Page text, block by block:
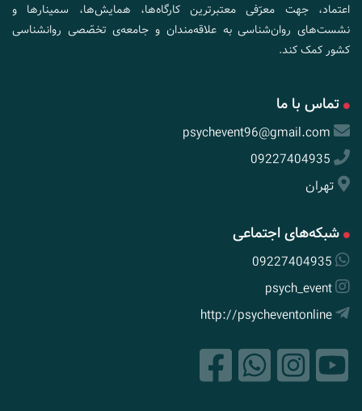
اعتماد، جهت معرّفی معتبرترین کارگاه‌ها، همایش‌ها، سمینارها و
نشست‌های روان‌شناسی به علاقه‌مندان و جامعه‌ی تخصّصی روانشناسی
کشور کمک کند.
تماس با ما
psychevent96@gmail.com
09227404935
تهران
شبکه‌های اجتماعی
09227404935
psych_event
http://psycheventonline